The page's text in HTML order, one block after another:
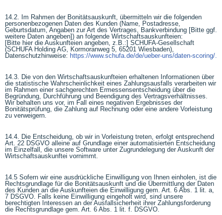
14.2. Im Rahmen der Bonitätsauskunft, übermitteln wir die folgenden
personenbezogenen Daten des Kunden (Name, Postadresse,
Geburtsdatum, Angaben zur Art des Vertrages, Bankverbindung [Bitte ggf.
weitere Daten angeben]) an folgende Wirtschaftsauskunfteien:
[Bitte hier die Auskunfteien angeben, z.B.:] SCHUFA-Gesellschaft
(SCHUFA Holding AG, Kormoranweg 5, 65201 Wiesbaden),
Datenschutzhinweise: https://www.schufa.de/de/ueber-uns/daten-scoring/.
14.3. Die von den Wirtschaftsauskunfteien erhaltenen Informationen über
die statistische Wahrscheinlichkeit eines Zahlungsausfalls verarbeiten wir
im Rahmen einer sachgerechten Ermessensentscheidung über die
Begründung, Durchführung und Beendigung des Vertragsverhältnisses.
Wir behalten uns vor, im Fall eines negativen Ergebnisses der
Bonitätsprüfung, die Zahlung auf Rechnung oder eine andere Vorleistung
zu verweigern.
14.4. Die Entscheidung, ob wir in Vorleistung treten, erfolgt entsprechend
Art. 22 DSGVO alleine auf Grundlage einer automatisierten Entscheidung
im Einzelfall, die unsere Software unter Zugrundelegung der Auskunft der
Wirtschaftsauskunftei vornimmt.
14.5 Sofern wir eine ausdrückliche Einwilligung von Ihnen einholen, ist die
Rechtsgrundlage für die Bonitätsauskunft und die Übermittlung der Daten
des Kunden an die Auskunfteien die Einwilligung gem. Art. 6 Abs. 1 lit. a,
7 DSGVO. Falls keine Einwilligung eingeholt wird, sind unsere
berechtigten Interessen an der Ausfallsicherheit ihrer Zahlungsforderung
die Rechtsgrundlage gem. Art. 6 Abs. 1 lit. f. DSGVO.